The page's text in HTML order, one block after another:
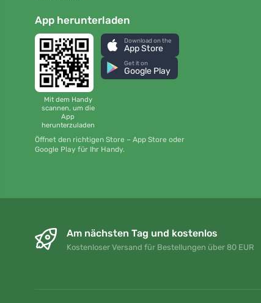
App herunterladen
Mit dem Handy
scannen, um die
App
herunterzuladen
Download on the
App Store
Get it on
Google Play
Öffnet den richtigen Store – App Store oder
Google Play für Ihr Handy.
Am nächsten Tag und kostenlos
Kostenloser Versand für Bestellungen über 80 EUR